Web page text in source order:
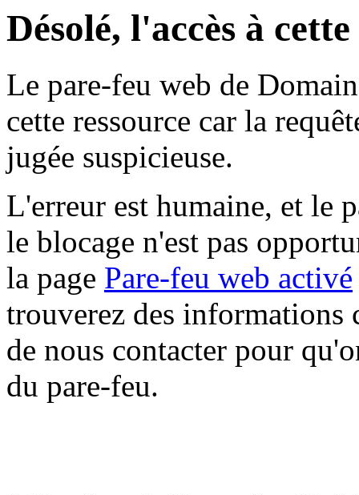
Désolé, l'accès à
Le pare-feu web de
cette ressource car la
jugée suspicieuse.
L'erreur est humaine, et le
le blocage n'est pas
la page Pare-feu web activé
trouverez des informations
de nous contacter pour
du pare-feu.